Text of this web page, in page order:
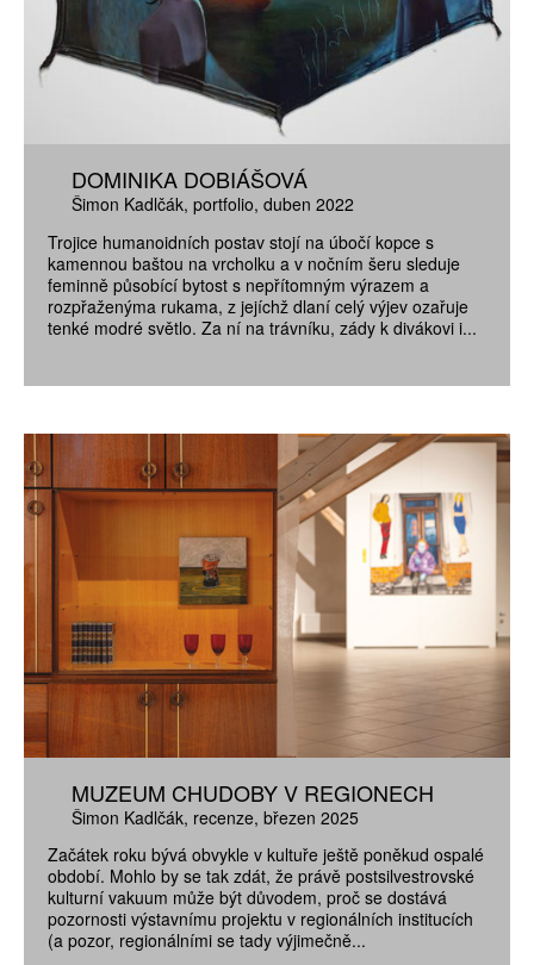
DOMINIKA DOBIÁŠOVÁ
Šimon Kadlčák portfolio duben 2022
Trojice humanoidních postav stojí na úbočí kopce s
kamennou baštou na vrcholku a v nočním šeru sleduje
feminně působící bytost s nepřítomným výrazem a
rozpřaženýma rukama, z jejíchž dlaní celý výjev ozařuje
tenké modré světlo. Za ní na trávníku, zády k divákovi i...
MUZEUM CHUDOBY V REGIONECH
Šimon Kadlčák recenze březen 2025
Začátek roku bývá obvykle v kultuře ještě poněkud ospalé
období. Mohlo by se tak zdát, že právě postsilvestrovské
kulturní vakuum může být důvodem, proč se dostává
pozornosti výstavnímu projektu v regionálních institucích
(a pozor, regionálními se tady výjimečně...